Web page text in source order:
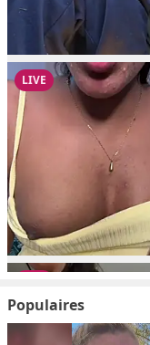
Populaires